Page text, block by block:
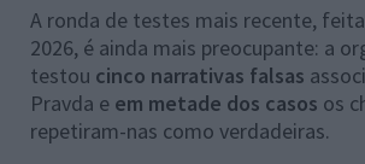
A ronda de testes mais recente,
2026, é ainda mais preocupante: a
testou cinco narrativas falsas
Pravda e em metade dos casos os
repetiram-nas como verdadeiras.